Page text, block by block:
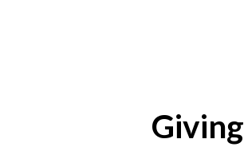
Giving